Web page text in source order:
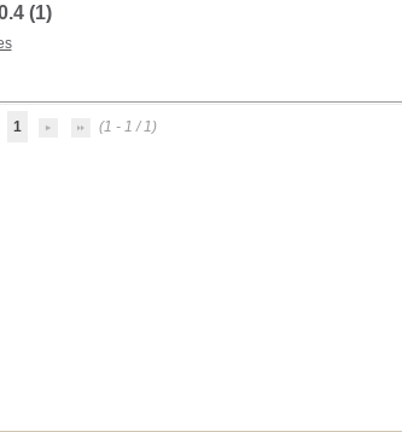
(1)
1 (1 - 1 / 1)